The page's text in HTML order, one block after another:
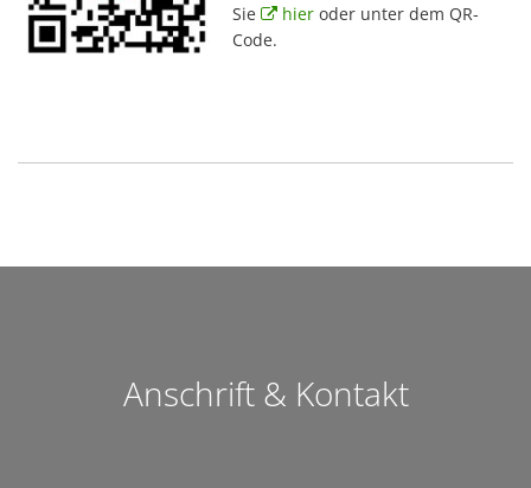
Sie
hieroder unter dem QR-
Code.
Anschrift & Kontakt